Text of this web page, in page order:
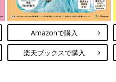
Amazonで購入
楽天ブックスで購入